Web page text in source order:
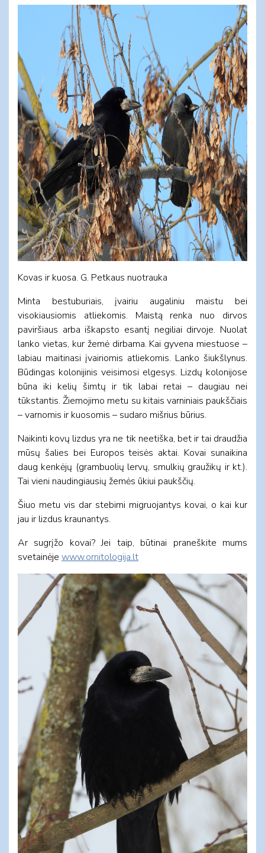
Kovas ir kuosa. G. Petkaus nuotrauka
Minta bestuburiais, įvairiu augaliniu maistu bei
visokiausiomis atliekomis. Maistą renka nuo dirvos
paviršiaus arba iškapsto esantį negiliai dirvoje. Nuolat
lanko vietas, kur žemė dirbama. Kai gyvena miestuose –
labiau maitinasi įvairiomis atliekomis. Lanko šiukšlynus.
Būdingas kolonijinis veisimosi elgesys. Lizdų kolonijose
būna iki kelių šimtų ir tik labai retai – daugiau nei
tūkstantis. Žiemojimo metu su kitais varniniais paukščiais
– varnomis ir kuosomis – sudaro mišrius būrius.
Naikinti kovų lizdus yra ne tik neetiška, bet ir tai draudžia
mūsų šalies bei Europos teisės aktai. Kovai sunaikina
daug kenkėjų (grambuolių lervų, smulkių graužikų ir kt.).
Tai vieni naudingiausių žemės ūkiui paukščių.
Šiuo metu vis dar stebimi migruojantys kovai, o kai kur
jau ir lizdus kraunantys.
Ar sugrįžo kovai? Jei taip, būtinai praneškite mums
svetainėje www.ornitologija.lt